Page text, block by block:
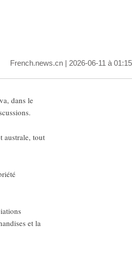
French.news.cn | 2026-06-11 à 01:15
dans le
australe, tout
et la